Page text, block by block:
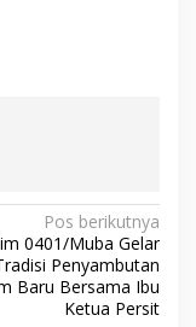
Pos berikutnya
0401/Muba Gelar
Penyambutan
Baru Bersama Ibu
Ketua Persit